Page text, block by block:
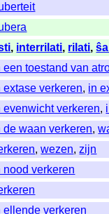
, interrilati, rilati,
een toestand van
extase verkeren, in
evenwicht verkeren,
de waan verkeren,
,wezen,zijn
nood verkeren
ellende verkeren